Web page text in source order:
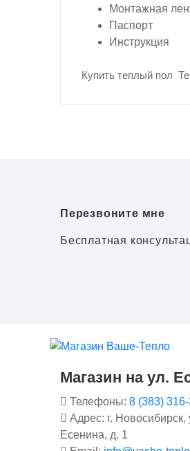
Монтажная
Паспорт
Инструкция
Купить теплый пол
Перезвоните мне
Бесплатная
Магазин на ул.
Телефоны: 8 (383)
Адрес: г. Новосибирск,
Есенина, д. 1